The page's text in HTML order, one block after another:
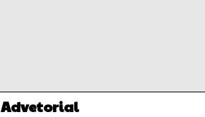
Advetorial